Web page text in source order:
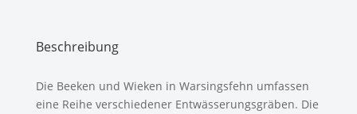
Beschreibung
Die Beeken und Wieken in Warsingsfehn umfassen
eine Reihe verschiedener Entwässerungsgräben. Die